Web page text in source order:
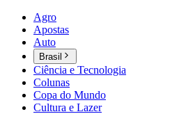
Agro
Apostas
Auto
Brasil
Ciência e Tecnologia
Colunas
Copa do Mundo
Cultura e Lazer